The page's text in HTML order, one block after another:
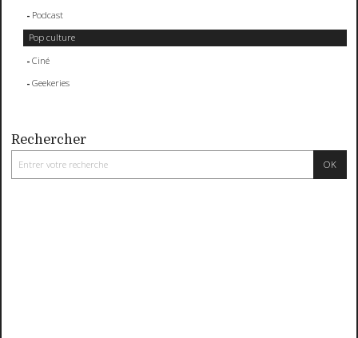
Podcast
Pop culture
Ciné
Geekeries
Rechercher